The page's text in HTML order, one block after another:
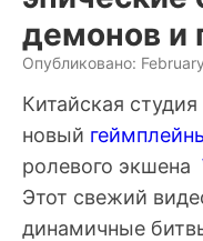
демонов и
Опубликовано:
Китайская студия
новый
ролевого экшена
Этот свежий
динамичные